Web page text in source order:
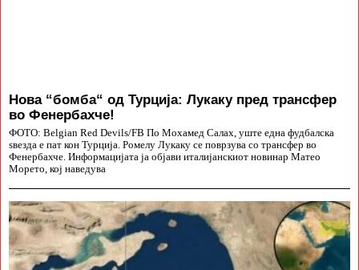
Нова “бомба“ од Турција: Лукаку пред трансфер
во Фенербахче!
ФОТО: Belgian Red Devils/FB По Мохамед Салах, уште една фудбалска
ѕвезда е пат кон Турција. Ромелу Лукаку се поврзува со трансфер во
Фенербахче. Информацијата ја објави италијанскиот новинар Матео
Морето, кој наведува